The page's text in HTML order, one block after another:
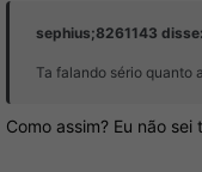
sephius;8261143 disse:
Ta falando sério quanto
Como assim? Eu não